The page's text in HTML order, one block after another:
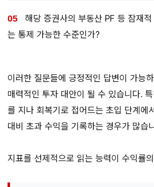
해당 증권사의 부동산 PF 등 잠재
는 통제 가능한 수준인가?
이러한 질문들에 긍정적인 답변이 가능
매력적인 투자 대안이 될 수 있습니다. 특
를 지나 회복기로 접어드는 초입 단계에
대비 초과 수익을 기록하는 경우가 많습
지표를 선제적으로 읽는 능력이 수익률